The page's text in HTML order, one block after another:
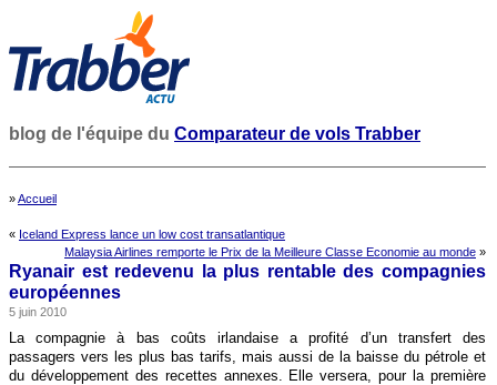
blog de l'équipe du Comparateur de vols Trabber
»Accueil
« Iceland Express lance un low cost transatlantique
Malaysia Airlines remporte le Prix de la Meilleure Classe Economie au monde »
Ryanair est redevenu la plus rentable des compagnies
européennes
5 juin 2010
La compagnie à bas coûts irlandaise a profité d’un transfert des
passagers vers les plus bas tarifs, mais aussi de la baisse du pétrole et
du développement des recettes annexes. Elle versera, pour la première